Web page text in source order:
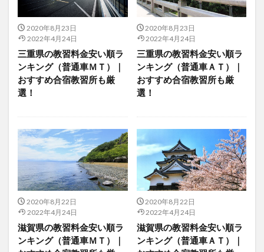
2020年8月23日
2022年4月24日
三重県の教習料金安い順ラ
ンキング（普通車ＭＴ）｜
おすすめ合宿教習所も厳
選！
2020年8月23日
2022年4月24日
三重県の教習料金安い順ラ
ンキング（普通車ＡＴ）｜
おすすめ合宿教習所も厳
選！
2020年8月22日
2022年4月24日
滋賀県の教習料金安い順ラ
ンキング（普通車ＭＴ）｜
2020年8月22日
2022年4月24日
滋賀県の教習料金安い順ラ
ンキング（普通車ＡＴ）｜